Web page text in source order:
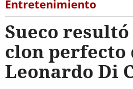
Entretenimiento
Sueco
clon perfecto
Leonardo Di